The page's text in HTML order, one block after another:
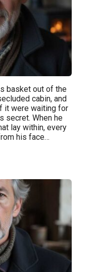
basket out of the
cabin, and
it were waiting for
secret. When he
lay within, every
his face…